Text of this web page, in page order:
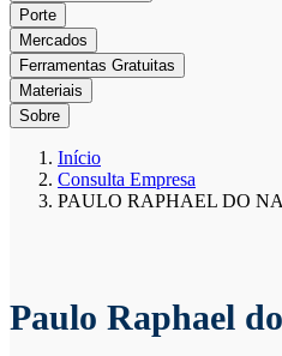
Porte
Mercados
Ferramentas Gratuitas
Materiais
Sobre
Início
Consulta Empresa
PAULO RAPHAEL DO
Paulo Raphael